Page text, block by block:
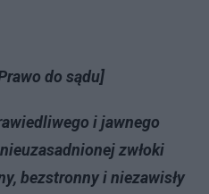
do sądu]
i jawnego
zwłoki
bezstronny i niezawisły